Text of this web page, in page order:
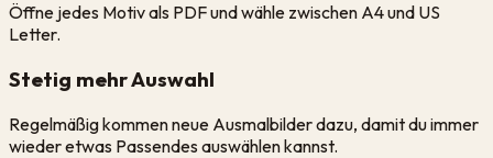
Öffne jedes Motiv als PDF und wähle zwischen A4 und US
Letter.
Stetig mehr Auswahl
Regelmäßig kommen neue Ausmalbilder dazu, damit du immer
wieder etwas Passendes auswählen kannst.